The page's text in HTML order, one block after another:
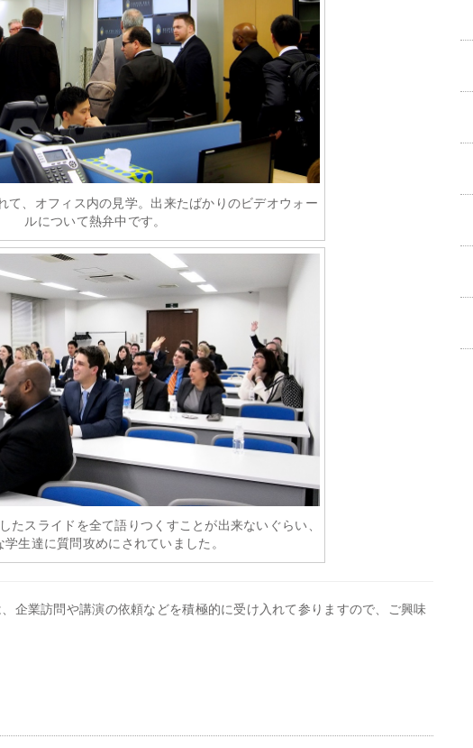
て、オフィス内の見学。出来たばかりのビデオウォー
ルについて熱弁中です。
たスライドを全て語りつくすことが出来ないぐらい、
学生達に質問攻めにされていました。
企業訪問や講演の依頼などを積極的に受け入れて参りますので、ご興味